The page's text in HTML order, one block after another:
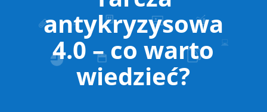
antykryzysowa
4.0 – co warto
wiedzieć?